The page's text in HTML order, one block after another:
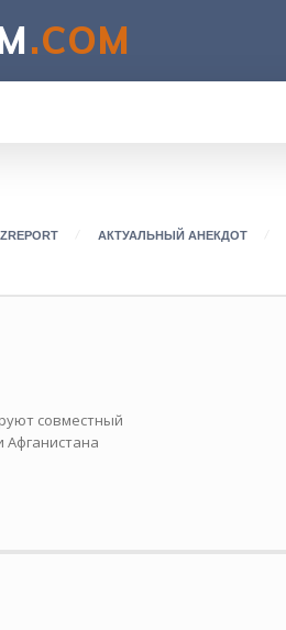
.COM
АКТУАЛЬНЫЙ АНЕКДОТ
совместный